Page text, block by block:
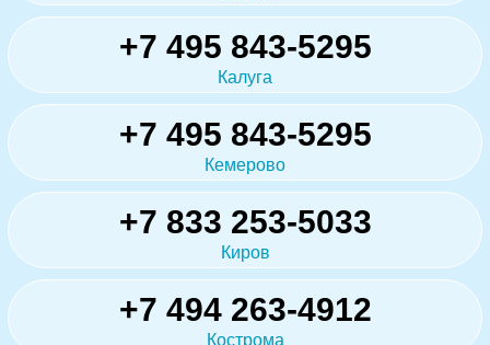
+7 495 843-5295
Калуга
+7 495 843-5295
Кемерово
+7 833 253-5033
Киров
+7 494 263-4912
Кострома